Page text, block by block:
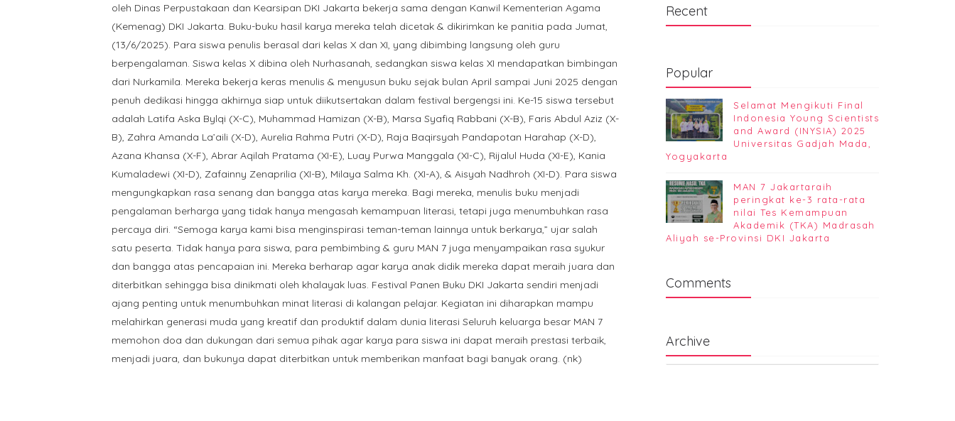
oleh Dinas Perpustakaan dan Kearsipan DKI Jakarta bekerja sama dengan Kanwil Kementerian Agama
(Kemenag) DKI Jakarta. Buku-buku hasil karya mereka telah dicetak & dikirimkan ke panitia pada Jumat,
(13/6/2025). Para siswa penulis berasal dari kelas X dan XI, yang dibimbing langsung oleh guru
berpengalaman. Siswa kelas X dibina oleh Nurhasanah, sedangkan siswa kelas XI mendapatkan bimbingan
dari Nurkamila. Mereka bekerja keras menulis & menyusun buku sejak bulan April sampai Juni 2025 dengan
penuh dedikasi hingga akhirnya siap untuk diikutsertakan dalam festival bergengsi ini. Ke-15 siswa tersebut
adalah Latifa Aska Bylqi (X-C), Muhammad Hamizan (X-B), Marsa Syafiq Rabbani (X-B), Faris Abdul Aziz (X-
B), Zahra Amanda La’aili (X-D), Aurelia Rahma Putri (X-D), Raja Baqirsyah Pandapotan Harahap (X-D),
Azana Khansa (X-F), Abrar Aqilah Pratama (XI-E), Luay Purwa Manggala (XI-C), Rijalul Huda (XI-E), Kania
Kumaladewi (XI-D), Zafainny Zenaprilia (XI-B), Milaya Salma Kh. (XI-A), & Aisyah Nadhroh (XI-D). Para siswa
mengungkapkan rasa senang dan bangga atas karya mereka. Bagi mereka, menulis buku menjadi
pengalaman berharga yang tidak hanya mengasah kemampuan literasi, tetapi juga menumbuhkan rasa
percaya diri. “Semoga karya kami bisa menginspirasi teman-teman lainnya untuk berkarya,” ujar salah
satu peserta. Tidak hanya para siswa, para pembimbing & guru MAN 7 juga menyampaikan rasa syukur
dan bangga atas pencapaian ini. Mereka berharap agar karya anak didik mereka dapat meraih juara dan
diterbitkan sehingga bisa dinikmati oleh khalayak luas. Festival Panen Buku DKI Jakarta sendiri menjadi
ajang penting untuk menumbuhkan minat literasi di kalangan pelajar. Kegiatan ini diharapkan mampu
melahirkan generasi muda yang kreatif dan produktif dalam dunia literasi Seluruh keluarga besar MAN 7
memohon doa dan dukungan dari semua pihak agar karya para siswa ini dapat meraih prestasi terbaik,
menjadi juara, dan bukunya dapat diterbitkan untuk memberikan manfaat bagi banyak orang. (nk)
Recent
Popular
Selamat Mengikuti Final
Indonesia Young Scientists
and Award (INYSIA) 2025
Universitas Gadjah Mada,
Yogyakarta
MAN 7 Jakartaraih
peringkat ke-3 rata-rata
nilai Tes Kemampuan
Akademik (TKA) Madrasah
Aliyah se-Provinsi DKI Jakarta
Comments
Archive